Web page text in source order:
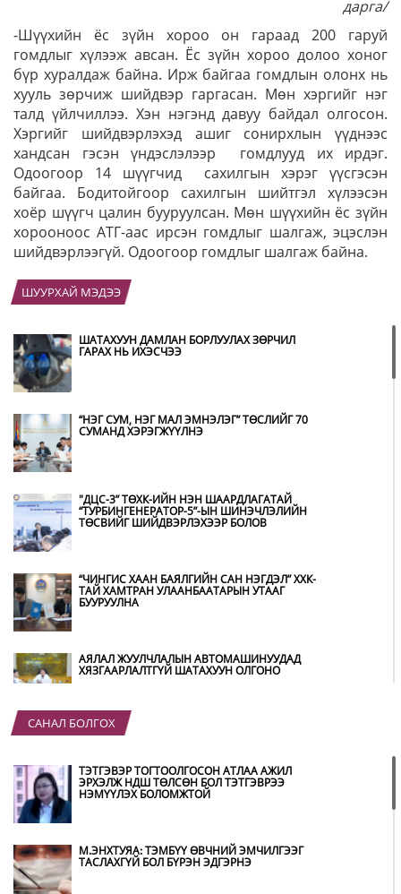
дарга/
-Шүүхийн ёс зүйн хороо он гараад 200 гаруй
гомдлыг хүлээж авсан. Ёс зүйн хороо долоо хоног
бүр хуралдаж байна. Ирж байгаа гомдлын олонх нь
хууль зөрчиж шийдвэр гаргасан. Мөн хэргийг нэг
талд үйлчиллээ. Хэн нэгэнд давуу байдал олгосон.
Хэргийг шийдвэрлэхэд ашиг сонирхлын үүднээс
хандсан гэсэн үндэслэлээр гомдлууд их ирдэг.
Одоогоор 14 шүүгчид сахилгын хэрэг үүсгэсэн
байгаа. Бодитойгоор сахилгын шийтгэл хүлээсэн
хоёр шүүгч цалин бууруулсан. Мөн шүүхийн ёс зүйн
хорооноос АТГ-аас ирсэн гомдлыг шалгаж, эцэслэн
шийдвэрлээгүй. Одоогоор гомдлыг шалгаж байна.
ШУУРХАЙ МЭДЭЭ
ШАТАХУУН ДАМЛАН БОРЛУУЛАХ ЗӨРЧИЛ
ГАРАХ НЬ ИХЭСЧЭЭ
“НЭГ СУМ, НЭГ МАЛ ЭМНЭЛЭГ” ТӨСЛИЙГ 70
СУМАНД ХЭРЭГЖҮҮЛНЭ
"ДЦС-3” ТӨХК-ИЙН НЭН ШААРДЛАГАТАЙ
“ТУРБИНГЕНЕРАТОР-5”-ЫН ШИНЭЧЛЭЛИЙН
ТӨСВИЙГ ШИЙДВЭРЛЭХЭЭР БОЛОВ
“ЧИНГИС ХААН БАЯЛГИЙН САН НЭГДЭЛ” ХХК-
ТАЙ ХАМТРАН УЛААНБААТАРЫН УТААГ
БУУРУУЛНА
АЯЛАЛ ЖУУЛЧЛАЛЫН АВТОМАШИНУУДАД
ХЯЗГААРЛАЛТГҮЙ ШАТАХУУН ОЛГОНО
“ХОТЫН ДАРГА СОНСОЖ БАЙНА” 150150
САНАЛ БОЛГОХ
ТЭТГЭВЭР ТОГТООЛГОСОН АТЛАА АЖИЛ
ЭРХЭЛЖ НДШ ТӨЛСӨН БОЛ ТЭТГЭВРЭЭ
НЭМҮҮЛЭХ БОЛОМЖТОЙ
М.ЭНХТУЯА: ТЭМБҮҮ ӨВЧНИЙ ЭМЧИЛГЭЭГ
ТАСЛАХГҮЙ БОЛ БҮРЭН ЭДГЭРНЭ